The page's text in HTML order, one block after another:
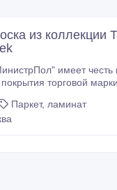
из коллекции
имеет честь
торговой
и толщину
Паркет, ламинат